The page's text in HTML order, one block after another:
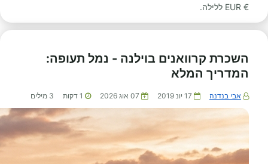
€ EUR ללילה.
השכרת קרוואנים בוילנה - נמל תעופה:
המדריך המלא
אבי בנדנה 17 יונ 2019 07 אוג 2026 1 דקות 3 מילים